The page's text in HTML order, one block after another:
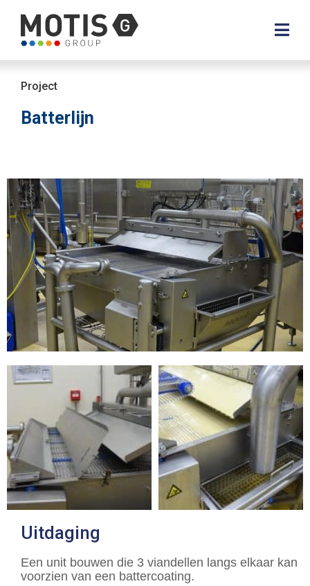
Project
Batterlijn
Uitdaging
Een unit bouwen die 3 viandellen langs elkaar kan
voorzien van een battercoating.